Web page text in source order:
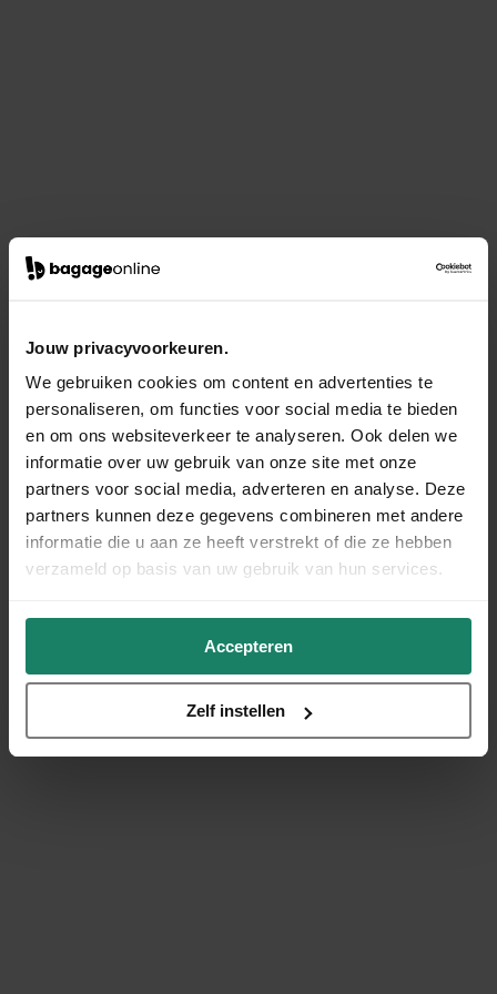
Jouw privacyvoorkeuren.
We gebruiken cookies om content en advertenties te
personaliseren, om functies voor social media te bieden
en om ons websiteverkeer te analyseren. Ook delen we
informatie over uw gebruik van onze site met onze
partners voor social media, adverteren en analyse. Deze
partners kunnen deze gegevens combineren met andere
informatie die u aan ze heeft verstrekt of die ze hebben
verzameld op basis van uw gebruik van hun services.
Accepteren
Zelf instellen